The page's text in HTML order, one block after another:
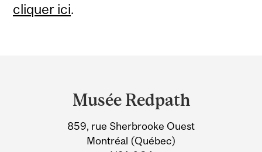
cliquer ici.
Information
Musée Redpath
859, rue Sherbrooke Ouest
Montréal (Québec)